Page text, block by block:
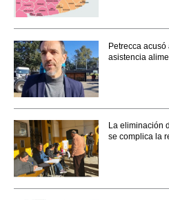
Petrecca
asistencia
La eliminación
se complica la